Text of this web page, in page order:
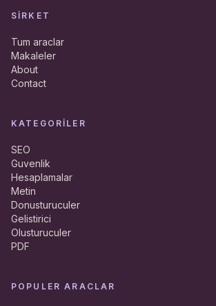
SIRKET
Tum araclar
Makaleler
About
Contact
KATEGORILER
SEO
Guvenlik
Hesaplamalar
Metin
Donusturuculer
Gelistirici
Olusturuculer
PDF
POPULER ARACLAR